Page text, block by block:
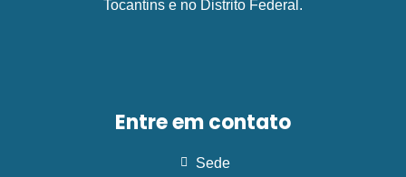
Tocantins e no Distrito Federal.
Entre em contato
Sede